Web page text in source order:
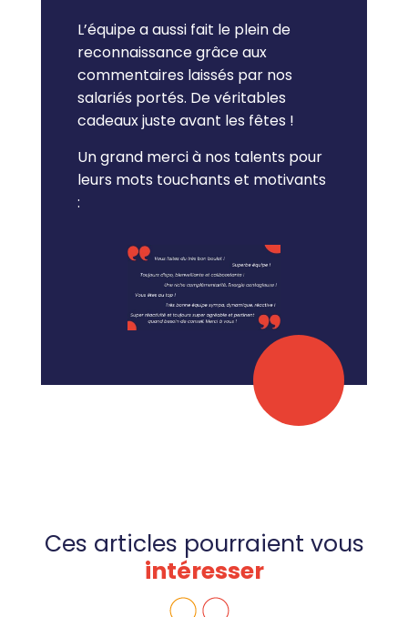
L’équipe a aussi fait le plein de
reconnaissance grâce aux
commentaires laissés par nos
salariés portés. De véritables
cadeaux juste avant les fêtes !
Un grand merci à nos talents pour
leurs mots touchants et motivants
:
Ces articles pourraient vous
intéresser